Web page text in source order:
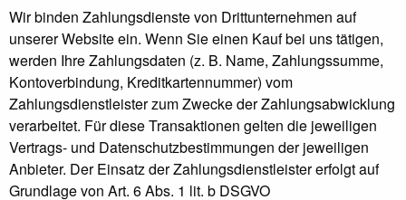
Wir binden Zahlungsdienste von Drittunternehmen auf
unserer Website ein. Wenn Sie einen Kauf bei uns tätigen,
werden Ihre Zahlungsdaten (z. B. Name, Zahlungssumme,
Kontoverbindung, Kreditkartennummer) vom
Zahlungsdienstleister zum Zwecke der Zahlungsabwicklung
verarbeitet. Für diese Transaktionen gelten die jeweiligen
Vertrags- und Datenschutzbestimmungen der jeweiligen
Anbieter. Der Einsatz der Zahlungsdienstleister erfolgt auf
Grundlage von Art. 6 Abs. 1 lit. b DSGVO